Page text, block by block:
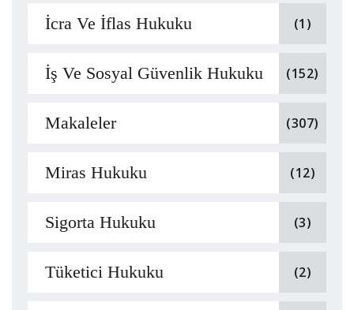
İcra Ve İflas Hukuku (1)
İş Ve Sosyal Güvenlik Hukuku (152)
Makaleler (307)
Miras Hukuku (12)
Sigorta Hukuku (3)
Tüketici Hukuku (2)